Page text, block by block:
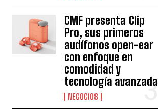
CMF presenta Clip
Pro, sus primeros
audífonos open-ear
con enfoque en
comodidad y
tecnología avanzada
NEGOCIOS